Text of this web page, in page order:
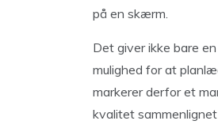
på en skærm.
Det giver ikke bare
mulighed for at
markerer derfor et
kvalitet